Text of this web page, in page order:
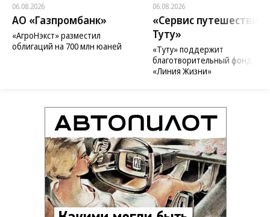
06.08.2026
АО «Газпромбанк»
«АгроНэкст» разместил
облигаций на 700 млн юаней
06.08.2026
«Сервис путешествий
Туту»
«Туту» поддержит
благотворительный фонд
«Линия Жизни»